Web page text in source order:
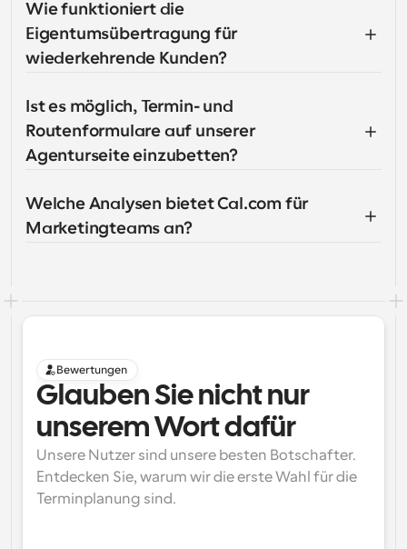
Wie funktioniert die
Eigentumsübertragung für
wiederkehrende Kunden?
Ist es möglich, Termin- und
Routenformulare auf unserer
Agenturseite einzubetten?
Welche Analysen bietet Cal.com für
Marketingteams an?
Bewertungen
Glauben Sie nicht nur
unserem Wort dafür
Unsere Nutzer sind unsere besten Botschafter.
Entdecken Sie, warum wir die erste Wahl für die
Terminplanung sind.